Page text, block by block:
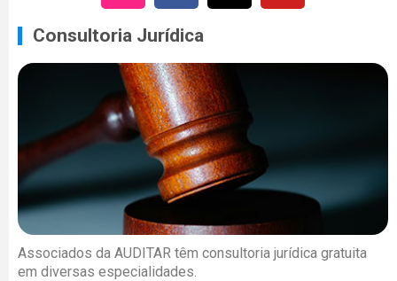
Consultoria Jurídica
Associados da AUDITAR têm consultoria jurídica gratuita
em diversas especialidades.